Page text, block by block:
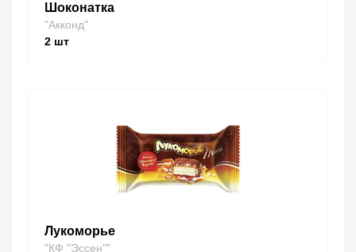
Шоконатка
"Акконд"
2 шт
Лукоморье
"КФ "Эссен""